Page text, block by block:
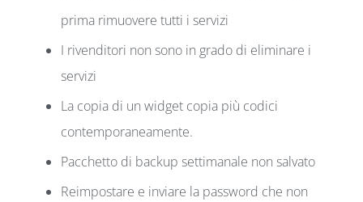
prima rimuovere tutti i servizi
I rivenditori non sono in grado di eliminare i
servizi
La copia di un widget copia più codici
contemporaneamente.
Pacchetto di backup settimanale non salvato
Reimpostare e inviare la password che non